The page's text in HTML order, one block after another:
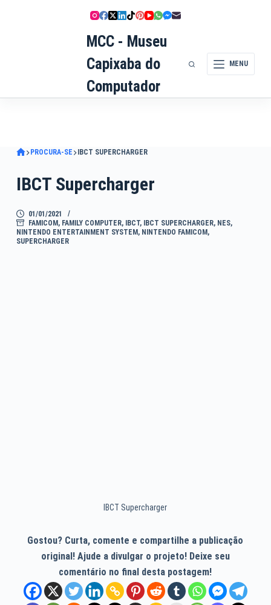
MCC - Museu
Capixaba do
Computador
MENU
PROCURA-SE IBCT SUPERCHARGER
IBCT Supercharger
01/01/2021
FAMICOM , FAMILY COMPUTER, IBCT, IBCT SUPERCHARGER, NES,
NINTENDO ENTERTAINMENT SYSTEM , NINTENDO FAMICOM ,
SUPERCHARGER
IBCT Supercharger
Gostou? Curta, comente e compartilhe a publicação
original! Ajude a divulgar o projeto! Deixe seu
comentário no final desta postagem!